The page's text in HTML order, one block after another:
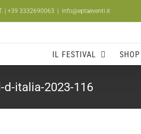
| +39 3332690063 info@eptaeventi.it
IL FESTIVAL SHOP
d-italia-2023-116